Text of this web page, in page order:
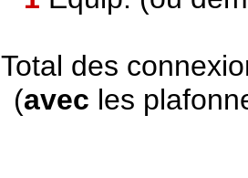
Total des
(avec les